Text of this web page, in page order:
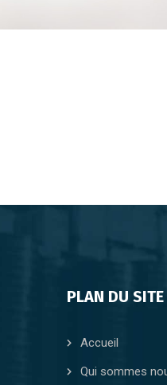
PLAN DU SITE
Accueil
Qui sommes